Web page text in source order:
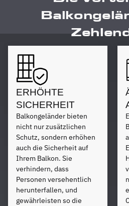
ERHÖHTE
SICHERHEIT
Balkongeländer bieten
nicht nur zusätzlichen
Schutz, sondern erhöhen
auch die Sicherheit auf
Ihrem Balkon. Sie
verhindern, dass
Personen versehentlich
herunterfallen, und
gewährleisten so die